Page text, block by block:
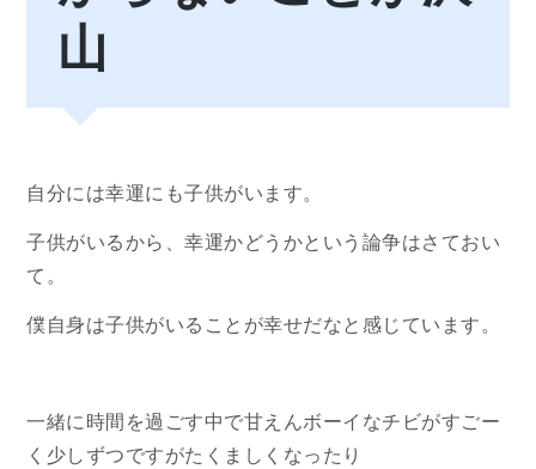
山
自分には幸運にも子供がいます。
子供がいるから、幸運かどうかという論争はさておい
て。
僕自身は子供がいることが幸せだなと感じています。
一緒に時間を過ごす中で甘えんボーイなチビがすごー
く少しずつですがたくましくなったり